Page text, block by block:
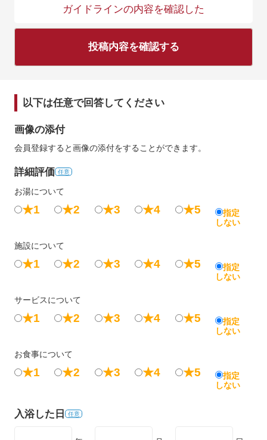
ガイドラインの内容を確認した
投稿内容を確認する
以下は任意で回答してください
画像の添付
会員登録すると画像の添付をすることができます。
詳細評価 任意
お湯について
★1 ★2 ★3 ★4 ★5
指定
しない
施設について
★1 ★2 ★3 ★4 ★5
指定
しない
サービスについて
★1 ★2 ★3 ★4 ★5
指定
しない
お食事について
★1 ★2 ★3 ★4 ★5
指定
しない
入浴した日 任意